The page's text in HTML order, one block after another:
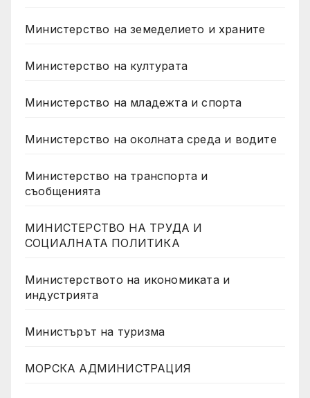
Министерство на земеделието и храните
Министерство на културата
Министерство на младежта и спорта
Министерство на околната среда и водите
Министерство на транспорта и
съобщенията
МИНИСТЕРСТВО НА ТРУДА И
СОЦИАЛНАТА ПОЛИТИКА
Министерството на икономиката и
индустрията
Министърът на туризма
МОРСКА АДМИНИСТРАЦИЯ